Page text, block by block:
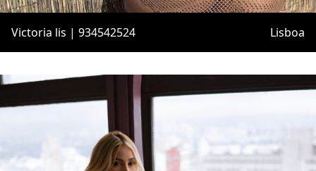
Victoria lis | 934542524 Lisboa